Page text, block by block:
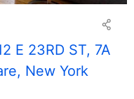
E 23RD ST, 7A
New York